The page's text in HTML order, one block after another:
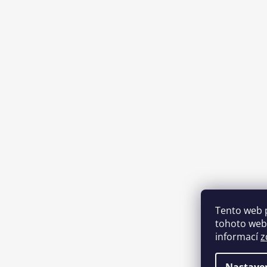
Tento web
tohoto
informací